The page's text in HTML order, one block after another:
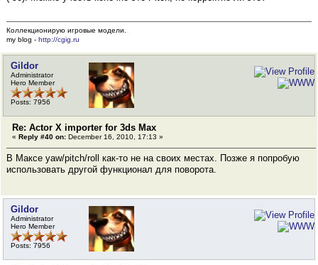
Коллекционирую игровые модели.
my blog - http://cgig.ru
Gildor
Administrator
Hero Member
Posts: 7956
Re: Actor X importer for 3ds Max
« Reply #40 on: December 16, 2010, 17:13 »
В Максе yaw/pitch/roll как-то не на своих местах. Позже я попробую
использовать другой функционал для поворота.
Gildor
Administrator
Hero Member
Posts: 7956